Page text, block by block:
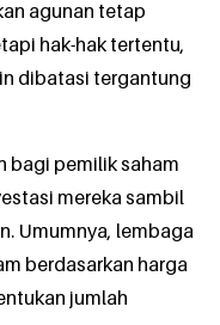
agunan tetap
hak-hak tertentu,
dibatasi tergantung
bagi pemilik saham
mereka sambil
Umumnya, lembaga
berdasarkan harga
jumlah